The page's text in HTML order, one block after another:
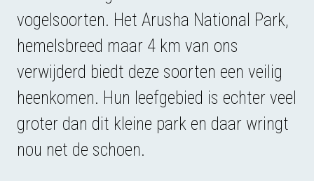
vogelsoorten. Het Arusha National Park,
hemelsbreed maar 4 km van ons
verwijderd biedt deze soorten een veilig
heenkomen. Hun leefgebied is echter veel
groter dan dit kleine park en daar wringt
nou net de schoen.